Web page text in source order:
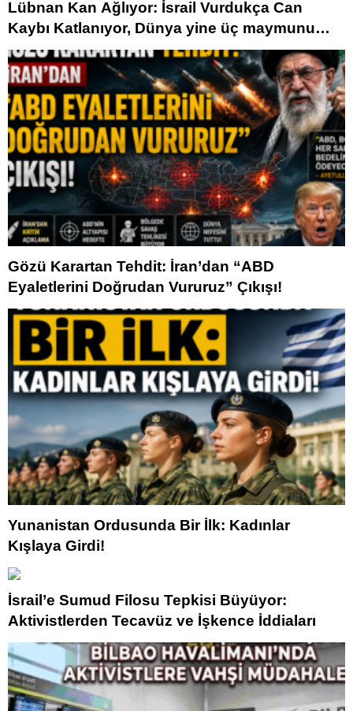
Lübnan Kan Ağlıyor: İsrail Vurdukça Can
Kaybı Katlanıyor, Dünya yine üç maymunu
oynuyor.
Gözü Karartan Tehdit: İran’dan “ABD
Eyaletlerini Doğrudan Vururuz” Çıkışı!
Yunanistan Ordusunda Bir İlk: Kadınlar
Kışlaya Girdi!
İsrail’e Sumud Filosu Tepkisi Büyüyor:
Aktivistlerden Tecavüz ve İşkence İddiaları